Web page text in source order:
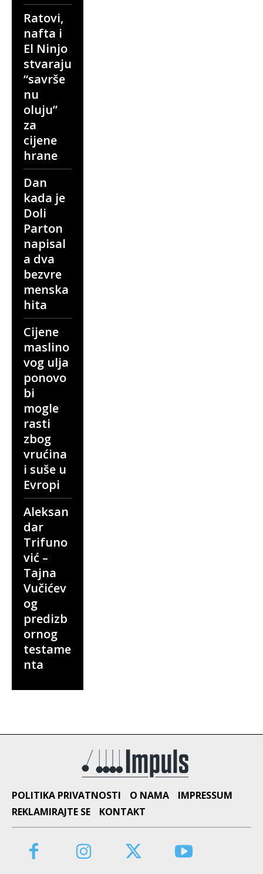
Ratovi,
nafta i
El Ninjo
stvaraju
“savrše
nu
oluju”
za
cijene
hrane
Dan
kada je
Doli
Parton
napisal
a dva
bezvre
menska
hita
Cijene
maslino
vog ulja
ponovo
bi
mogle
rasti
zbog
vrućina
i suše u
Evropi
Aleksan
dar
Trifuno
vić –
Tajna
Vučićev
og
predizb
ornog
testame
nta
POLITIKA PRIVATNOSTI O NAMA
IMPRESSUM
REKLAMIRAJTE SE
KONTAKT